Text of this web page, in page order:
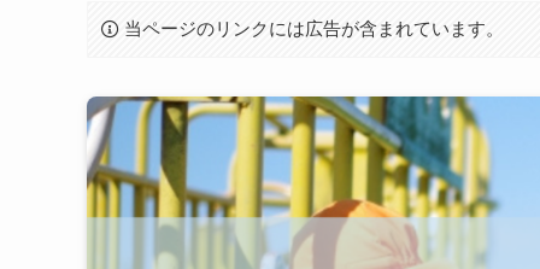
当ページのリンクには広告が含まれています。